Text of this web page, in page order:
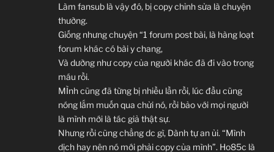
Làm fansub là vậy đó, bị copy chỉnh sửa là chuyện
thường.
Giống nhưng chuyện “1 forum post bài, là hàng loạt
forum khác có bài y chang,
Và dường như copy của người khác đã đi vào trong
máu rồi.
MÌnh cũng đã từng bị nhiều lần rồi, lúc đầu cũng
nóng lắm muốn qua chửi nó, rồi bảo với mọi người
là mình mới là tác giả thật sự.
Nhưng rồi cũng chẳng dc gì, Dành tự an ủi. “Mình
dịch hay nên nó mới phải copy của mình”. Ho85c là